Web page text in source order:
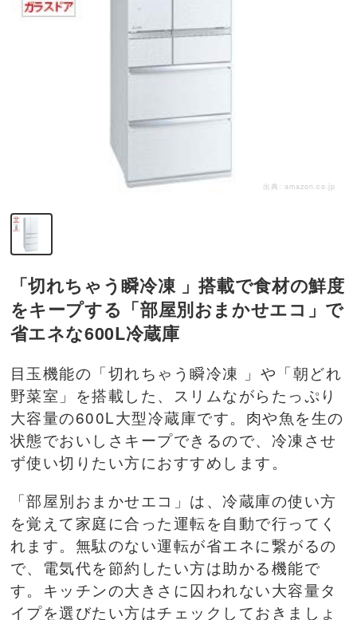
出典: amazon.co.jp
「切れちゃう瞬冷凍 」搭載で食材の鮮度
をキープする「部屋別おまかせエコ」で
省エネな600L冷蔵庫
目玉機能の「切れちゃう瞬冷凍 」や「朝どれ
野菜室」を搭載した、スリムながらたっぷり
大容量の600L大型冷蔵庫です。肉や魚を生の
状態でおいしさキープできるので、冷凍させ
ず使い切りたい方におすすめします。
「部屋別おまかせエコ」は、冷蔵庫の使い方
を覚えて家庭に合った運転を自動で行ってく
れます。無駄のない運転が省エネに繋がるの
で、電気代を節約したい方は助かる機能で
す。キッチンの大きさに囚われない大容量タ
イプを選びたい方はチェックしておきましょ